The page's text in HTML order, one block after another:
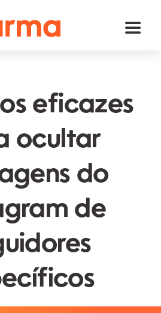
Toggle
eficazes
ocultar
do
de